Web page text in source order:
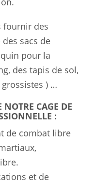
fournir des
sacs de
pour la
des tapis de sol,
) …
NOTRE CAGE DE
:
de combat libre
et de